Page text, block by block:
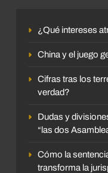
¿Qué intereses
China y el juego
Cifras tras los
verdad?
Dudas y
“las dos
Cómo la
transforma la